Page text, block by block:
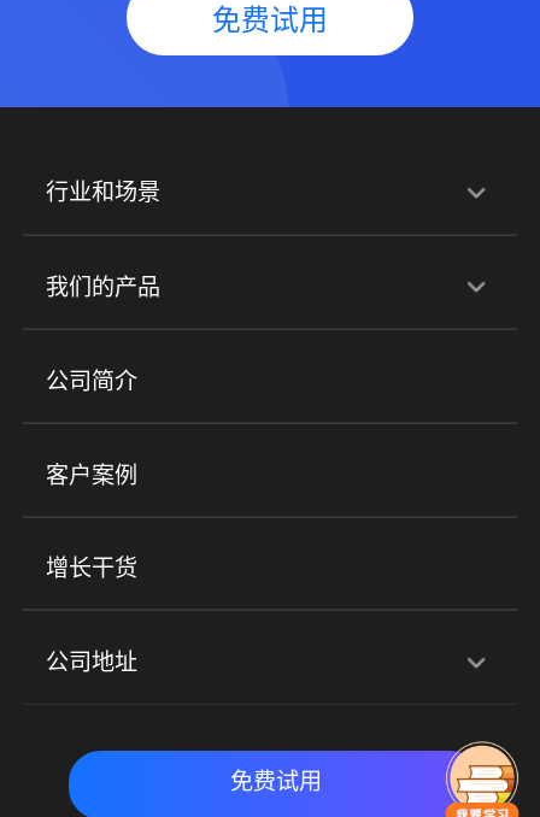
免费试用
行业和场景
行业解决方案
培训机构 职业技能培训 兴趣培训
金融行业
心理机构
实时私域带货 数字化运营
我们的产品
产品
小程序商城 ERP 企微SCRM
社群圈子
公司简介
客户案例
增长干货
公司地址
北京地址：北京市朝阳区朝外大街乙6号23层
免费试用